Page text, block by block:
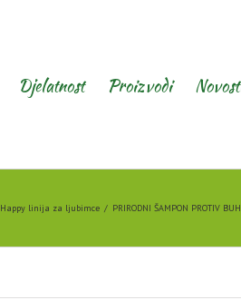
Djelatnost Proizvodi
Happy linija za ljubimce PRIRODNI ŠAMPON PROTIV